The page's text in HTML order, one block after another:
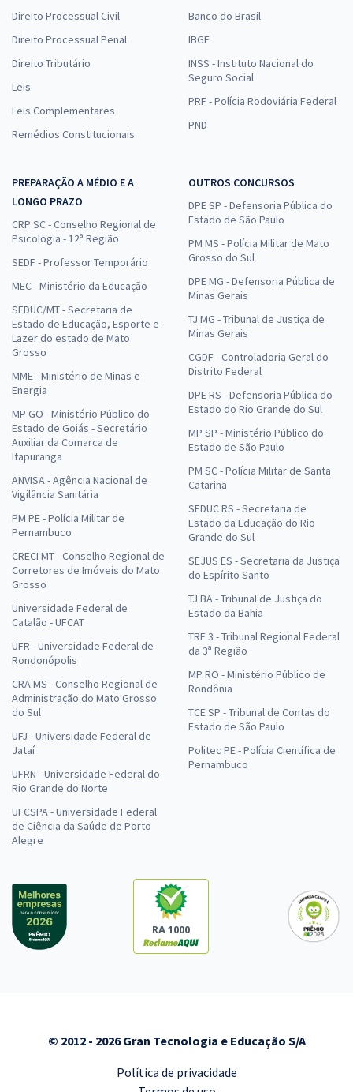
Direito Processual Civil
Direito Processual Penal
Direito Tributário
Leis
Leis Complementares
Remédios Constitucionais
Banco do Brasil
IBGE
INSS - Instituto Nacional do
Seguro Social
PRF - Polícia Rodoviária Federal
PND
PREPARAÇÃO A MÉDIO E A
LONGO PRAZO
CRP SC - Conselho Regional de
Psicologia - 12ª Região
SEDF - Professor Temporário
MEC - Ministério da Educação
SEDUC/MT - Secretaria de
Estado de Educação, Esporte e
Lazer do estado de Mato
Grosso
MME - Ministério de Minas e
Energia
MP GO - Ministério Público do
Estado de Goiás - Secretário
Auxiliar da Comarca de
Itapuranga
ANVISA - Agência Nacional de
Vigilância Sanitária
PM PE - Polícia Militar de
Pernambuco
CRECI MT - Conselho Regional de
Corretores de Imóveis do Mato
Grosso
Universidade Federal de
Catalão - UFCAT
UFR - Universidade Federal de
Rondonópolis
CRA MS - Conselho Regional de
Administração do Mato Grosso
do Sul
UFJ - Universidade Federal de
Jataí
UFRN - Universidade Federal do
Rio Grande do Norte
UFCSPA - Universidade Federal
de Ciência da Saúde de Porto
Alegre
OUTROS CONCURSOS
DPE SP - Defensoria Pública do
Estado de São Paulo
PM MS - Polícia Militar de Mato
Grosso do Sul
DPE MG - Defensoria Pública de
Minas Gerais
TJ MG - Tribunal de Justiça de
Minas Gerais
CGDF - Controladoria Geral do
Distrito Federal
DPE RS - Defensoria Pública do
Estado do Rio Grande do Sul
MP SP - Ministério Público do
Estado de São Paulo
PM SC - Polícia Militar de Santa
Catarina
SEDUC RS - Secretaria de
Estado da Educação do Rio
Grande do Sul
SEJUS ES - Secretaria da Justiça
do Espírito Santo
TJ BA - Tribunal de Justiça do
Estado da Bahia
TRF 3 - Tribunal Regional Federal
da 3ª Região
MP RO - Ministério Público de
Rondônia
TCE SP - Tribunal de Contas do
Estado de São Paulo
Politec PE - Polícia Científica de
Pernambuco
RA 1000
© 2012 - 2026 Gran Tecnologia e Educação S/A
Política de privacidade